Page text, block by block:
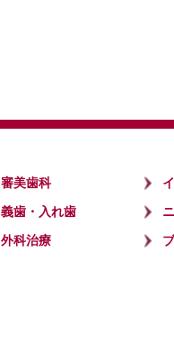
審美歯科
義歯・入れ歯
外科治療